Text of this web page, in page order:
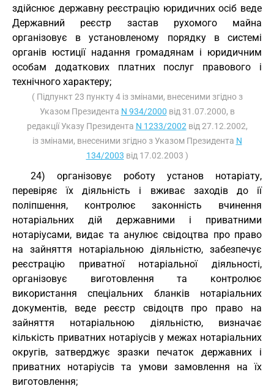
здійснює державну реєстрацію юридичних осіб веде
Державний реєстр застав рухомого майна
організовує в установленому порядку в системі
органів юстиції надання громадянам і юридичним
особам додаткових платних послуг правового і
технічного характеру;
( Підпункт 23 пункту 4 із змінами, внесеними згідно з
Указом Президента N 934/2000 від 31.07.2000, в
редакції Указу Президента N 1233/2002 від 27.12.2002,
із змінами, внесеними згідно з Указом Президента N
134/2003 від 17.02.2003 )
24) організовує роботу установ нотаріату,
перевіряє їх діяльність і вживає заходів до ії
поліпшення, контролює законність вчинення
нотаріальних дій державними і приватними
нотаріусами, видає та анулює свідоцтва про право
на зайняття нотаріальною діяльністю, забезпечує
реєстрацію приватної нотаріальної діяльності,
організовує виготовлення та контролює
використання спеціальних бланків нотаріальних
документів, веде реєстр свідоцтв про право на
зайняття нотаріальною діяльністю, визначає
кількість приватних нотаріусів у межах нотаріальних
округів, затверджує зразки печаток державних і
приватних нотаріусів та умови замовлення на їх
виготовлення;